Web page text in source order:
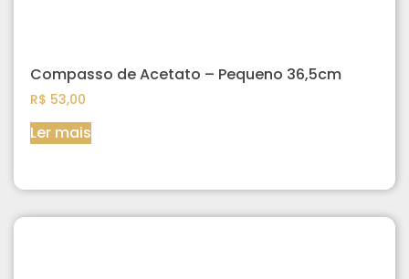
Compasso de Acetato – Pequeno 36,5cm
R$ 53,00
Ler mais